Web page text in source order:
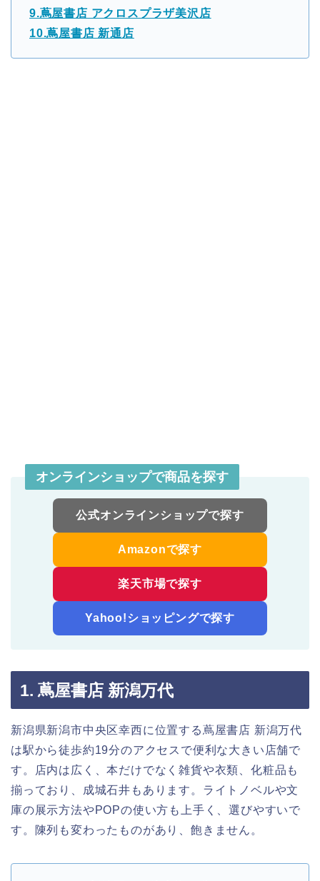
9.蔦屋書店 アクロスプラザ美沢店
10.蔦屋書店 新通店
オンラインショップで商品を探す
公式オンラインショップで探す
Amazonで探す
楽天市場で探す
Yahoo!ショッピングで探す
1. 蔦屋書店 新潟万代
新潟県新潟市中央区幸西に位置する蔦屋書店 新潟万代
は駅から徒歩約19分のアクセスで便利な大きい店舗で
す。店内は広く、本だけでなく雑貨や衣類、化粧品も
揃っており、成城石井もあります。ライトノベルや文
庫の展示方法やPOPの使い方も上手く、選びやすいで
す。陳列も変わったものがあり、飽きません。